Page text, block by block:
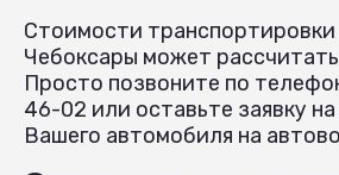
Стоимости транспортировки
Чебоксары может
Просто позвоните по
46-02 или оставьте заявку
Вашего автомобиля на